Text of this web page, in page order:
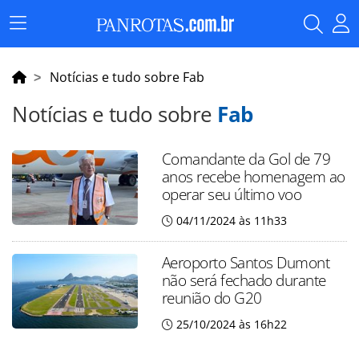
Menu
Principal
Notícias e tudo sobre Fab
Notícias e tudo sobre Fab
Comandante da Gol de 79
anos recebe homenagem ao
operar seu último voo
04/11/2024 às 11h33
Aeroporto Santos Dumont
não será fechado durante
reunião do G20
25/10/2024 às 16h22